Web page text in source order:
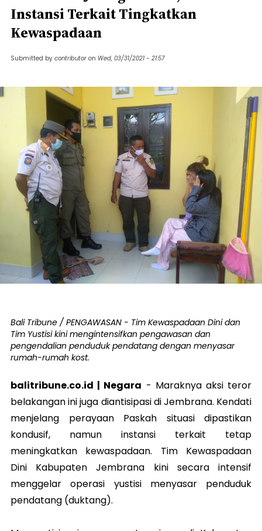
Instansi Terkait Tingkatkan
Kewaspadaan
Submitted by contributor on Wed, 03/31/2021 - 21:57
Bali Tribune / PENGAWASAN - Tim Kewaspadaan Dini dan
Tim Yustisi kini mengintensifkan pengawasan dan
pengendalian penduduk pendatang dengan menyasar
rumah-rumah kost.
balitribune.co.id | Negara - Maraknya aksi teror
belakangan ini juga diantisipasi di Jembrana. Kendati
menjelang perayaan Paskah situasi dipastikan
kondusif, namun instansi terkait tetap
meningkatkan kewaspadaan. Tim Kewaspadaan
Dini Kabupaten Jembrana kini secara intensif
menggelar operasi yustisi menyasar penduduk
pendatang (duktang).